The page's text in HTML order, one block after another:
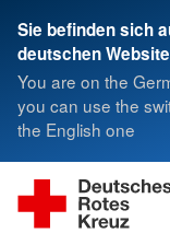
Sie befinden sich
deutschen Website
You are on the
you can use the
the English one